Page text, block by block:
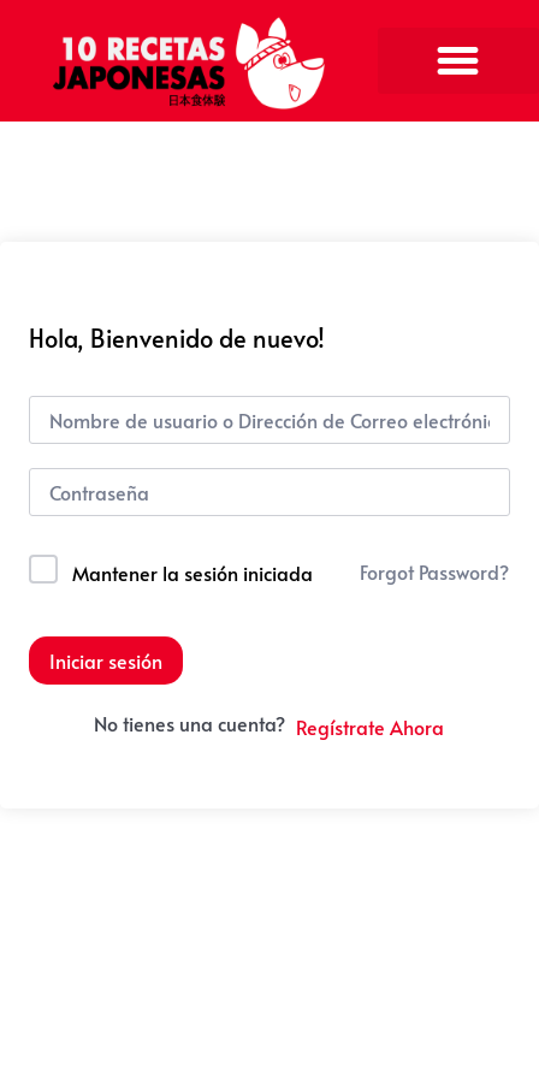
Hola, Bienvenido de nuevo!
Mantener la sesión iniciada Forgot Password?
Iniciar sesión
No tienes una cuenta? Regístrate Ahora